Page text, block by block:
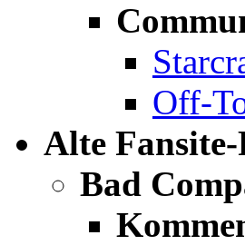
Off-
Alte
Bad